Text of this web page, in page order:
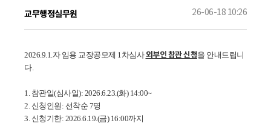
교무행정실무원 26-06-18 10:26
2026.9.1.자 임용 교장공모제 1차심사외부인 참관 신청을 안내드립니
다.
1. 참관일(심사일): 2026.6.23.(화) 14:00~
2. 신청인원: 선착순 7명
3. 신청기한: 2026.6.19.(금) 16:00까지